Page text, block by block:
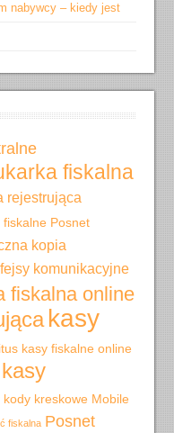
nabywcy – kiedy jest
fiskalna
rejestrująca
fiskalne Posnet
kopia
komunikacyjne
fiskalna online
kasy
kasy fiskalne online
kasy
kody kreskowe Mobile
fiskalna Posnet